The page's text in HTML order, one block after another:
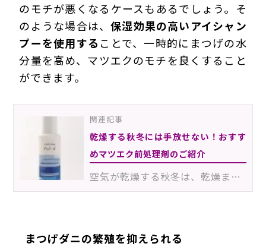
のモチが悪くなるケースもあるでしょう。そ
のような場合は、保湿効果の高いアイシャン
プーを使用する ことで、一時的にまつげの水
分量を高め、マツエクのモチを良くすること
ができます。
関連記事
乾燥する秋冬には手放せない！おすす
めマツエク前処理剤のご紹介
空気が乾燥する秋冬は、乾燥まつげのお客様が増える季節。ご存知のとおり、自まつげが乾燥しているとグル…
まつげダニの繁殖を抑えられる